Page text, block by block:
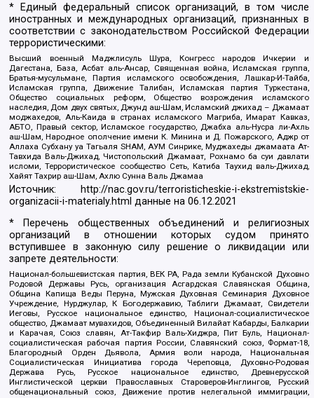
* Единый федеральный список организаций, в том числе
иностранных и международных организаций, признанных в
соответствии с законодательством Российской Федерации
террористическими:
Высший военный Маджлисуль Шура, Конгресс народов Ичкерии и
Дагестана, База, Асбат аль-Ансар, Священная война, Исламская группа,
Братья-мусульмане, Партия исламского освобождения, Лашкар-И-Тайба,
Исламская группа, Движение Талибан, Исламская партия Туркестана,
Общество социальных реформ, Общество возрождения исламского
наследия, Дом двух святых, Джунд аш-Шам, Исламский джихад – Джамаат
моджахедов, Аль-Каида в странах исламского Магриба, Имарат Кавказ,
АБТО, Правый сектор, Исламское государство, Джабха аль-Нусра ли-Ахль
аш-Шам, Народное ополчение имени К. Минина и Д. Пожарского, Аджр от
Аллаха Субхану уа Тагьаля SHAM, АУМ Синрике, Муджахеды джамаата Ат-
Тавхида Валь-Джихад, Чистопольский Джамаат, Рохнамо ба суи давлати
исломи, Террористическое сообщество Сеть, Катиба Таухид валь-Джихад,
Хайят Тахрир аш-Шам, Ахлю Сунна Валь Джамаа
Источник:
http://nac.gov.ru/terroristicheskie-i-ekstremistskie-
organizacii-i-materialy.html данные на06.12.2021
* Перечень общественных объединений и религиозных
организаций в отношении которых судом принято
вступившее в законную силу решение о ликвидации или
запрете деятельности:
Национал-большевистская партия, ВЕК РА, Рада земли Кубанской Духовно
Родовой Державы Русь, организация Асгардская Славянская Община,
Община Капища Веды Перуна, Мужская Духовная Семинария Духовное
Учреждение, Нурджулар, К Богодержавию, Таблиги Джамаат, Свидетели
Иеговы, Русское национальное единство, Национал-социалистическое
общество, Джамаат мувахидов, Объединенный Вилайат Кабарды, Балкарии
и Карачая, Союз славян, Ат-Такфир Валь-Хиджра, Пит Буль, Национал-
социалистическая рабочая партия России, Славянский союз, Формат-18,
Благородный Орден Дьявола, Армия воли народа, Национальная
Социалистическая Инициатива города Череповца, Духовно-Родовая
Держава Русь, Русское национальное единство, Древнерусской
Инглистической церкви Православных Староверов-Инглингов, Русский
общенациональный союз, Движение против нелегальной иммиграции,